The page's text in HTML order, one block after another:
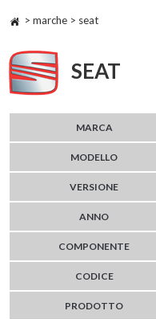
> marche > seat
SEAT
MARCA
MODELLO
VERSIONE
ANNO
COMPONENTE
CODICE
PRODOTTO